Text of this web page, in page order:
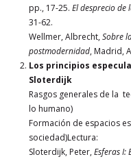
pp., 17-25.El desprecio de
31-62.
Wellmer, Albrecht,Sobre
postmodernidad, Madrid,
Los principios
Sloterdijk
Rasgos generales de la
lo humano)
Formación de espacios
sociedad)Lectura:
Sloterdijk, Peter,Esferas I: